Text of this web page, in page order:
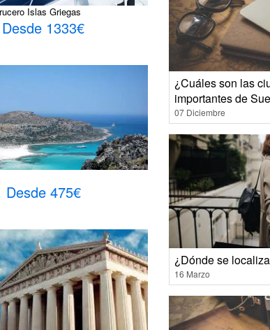
Islas Griegas
Desde 1333€
Desde 475€
¿Cuáles son las
importantes de
07 Diciembre
¿Dónde se
16 Marzo